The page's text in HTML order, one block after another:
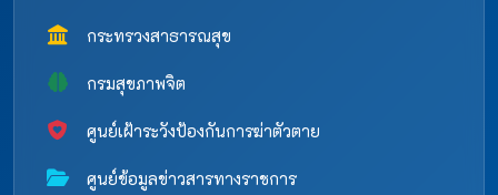
กระทรวงสาธารณสุข
กรมสุขภาพจิต
ศูนย์เฝ้าระวังป้องกันการฆ่าตัวตาย
ศูนย์ข้อมูลข่าวสารทางราชการ